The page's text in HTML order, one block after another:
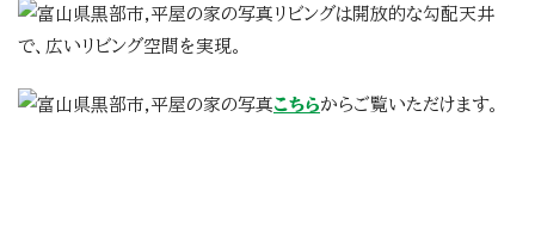
リビングは 開放的な勾配天井
で、広いリビング空間を実現。
こちらからご覧いただけます。